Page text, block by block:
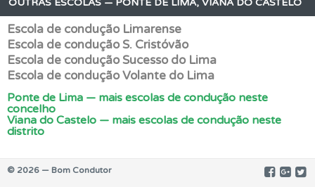
OUTRAS ESCOLAS — PONTE DE LIMA, VIANA DO CASTELO
Escola de condução Limarense
Escola de condução S. Cristóvão
Escola de condução Sucesso do Lima
Escola de condução Volante do Lima
Ponte de Lima — mais escolas de condução neste
concelho
Viana do Castelo — mais escolas de condução neste
distrito
© 2026 — Bom Condutor